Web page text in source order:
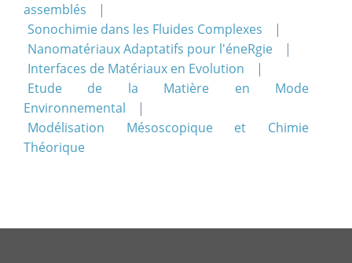
assemblés
Sonochimie dans les Fluides Complexes
Nanomatériaux Adaptatifs pour l'éneRgie
Interfaces de Matériaux en Evolution
Etude de la Matière en Mode
Environnemental
Modélisation Mésoscopique et Chimie
Théorique